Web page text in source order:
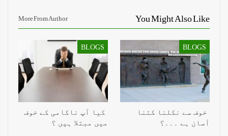
You Might Also Like
More From Author
BLOGS
خوف سے نکلنا کتنا
آسان ہے ۔۔۔؟
BLOGS
کیا آپ ناکامی کے خوف
میں مبتلا ہیں ؟